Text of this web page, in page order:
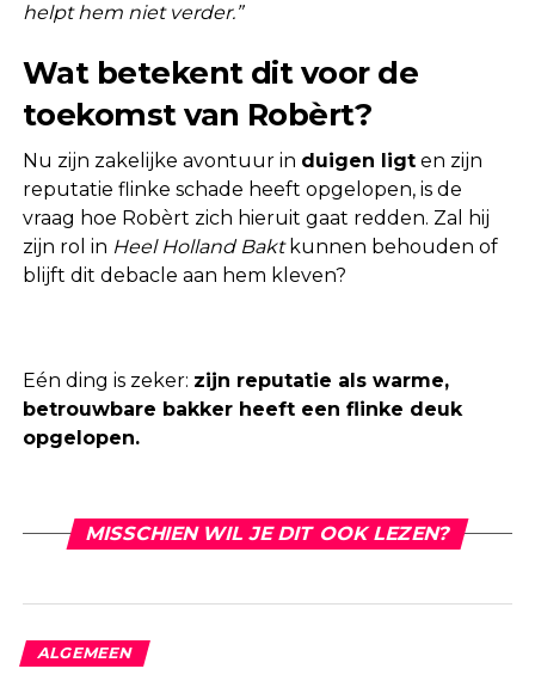
helpt hem niet verder.”
Wat betekent dit voor de
toekomst van Robèrt?
Nu zijn zakelijke avontuur in duigen ligten zijn
reputatie flinke schade heeft opgelopen, is de
vraag hoe Robèrt zich hieruit gaat redden. Zal hij
zijn rol in Heel Holland Baktkunnen behouden of
blijft dit debacle aan hem kleven?
Eén ding is zeker: zijn reputatie als warme,
betrouwbare bakker heeft een flinke deuk
opgelopen.
MISSCHIEN WIL JE DIT OOK LEZEN?
ALGEMEEN